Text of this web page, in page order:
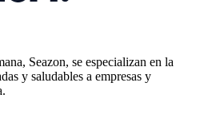
Seazon, se especializan en la
y saludables a empresas y